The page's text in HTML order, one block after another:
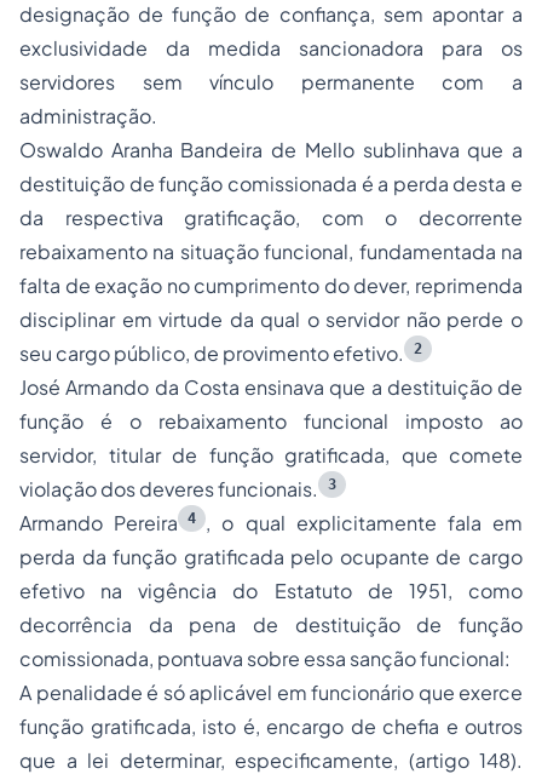
designação de função de confiança, sem apontar a
exclusividade da medida sancionadora para os
servidores sem vínculo permanente com a
administração.
Oswaldo Aranha Bandeira de Mello sublinhava que a
destituição de função comissionada é a perda desta e
da respectiva gratificação, com o decorrente
rebaixamento na situação funcional, fundamentada na
falta de exação no cumprimento do dever, reprimenda
disciplinar em virtude da qual o servidor não perde o
seu cargo público, de provimento efetivo.
2
José Armando da Costa ensinava que a destituição de
função é o rebaixamento funcional imposto ao
servidor, titular de função gratificada, que comete
violação dos deveres funcionais.
3
Armando Pereira 4
, o qual explicitamente fala em
perda da função gratificada pelo ocupante de cargo
efetivo na vigência do Estatuto de 1951, como
decorrência da pena de destituição de função
comissionada, pontuava sobre essa sanção funcional:
A penalidade é só aplicável em funcionário que exerce
função gratificada, isto é, encargo de chefia e outros
que a lei determinar, especificamente, (artigo 148).